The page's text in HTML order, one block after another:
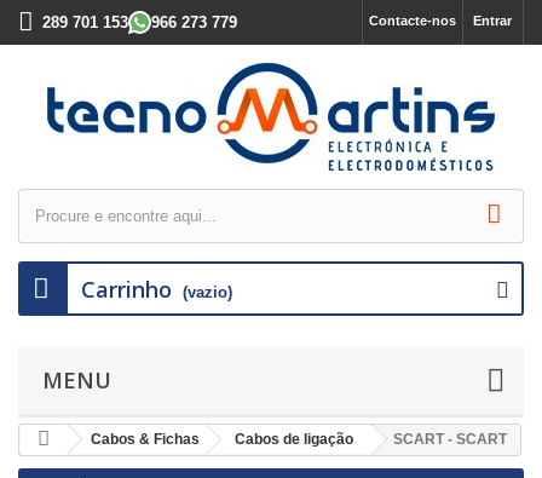
Entrar
Contacte-nos
289 701 153 966 273 779
Carrinho (vazio)
MENU
Cabos & Fichas Cabos de ligação SCART - SCART